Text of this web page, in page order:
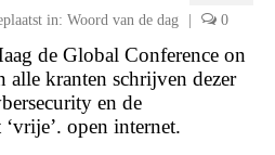
in: Woord van de dag 0
de Global Conference on
alle kranten schrijven dezer
en de
open internet.